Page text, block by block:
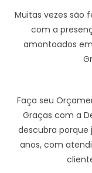
Muitas vezes são
com a
amontoados
Faça seu
Graças com a
descubra porque
anos, com